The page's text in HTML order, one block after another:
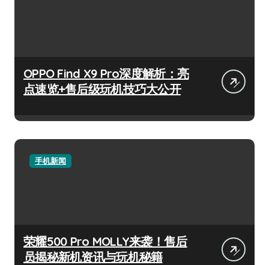
OPPO Find X9 Pro深度解析：亮
点速览+售后级玩机技巧大公开
手机新闻
荣耀500 Pro MOLLY来袭！售后
员揭秘新机资讯与玩机秘籍